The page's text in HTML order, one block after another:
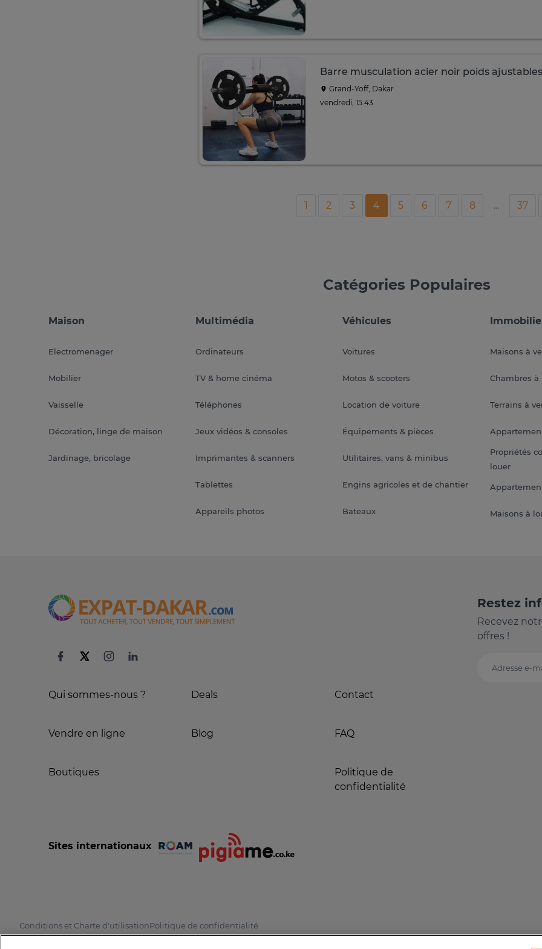
Barre musculation acier noir poids ajustables
Grand-Yoff, Dakar
vendredi, 15:43
1 2 3 4 5 6 7 8 ... 37
Catégories Populaires
Maison
Electromenager
Mobilier
Vaisselle
Décoration, linge de maison
Jardinage, bricolage
Multimédia
Ordinateurs
TV & home cinéma
Téléphones
Jeux vidéos & consoles
Imprimantes & scanners
Tablettes
Appareils photos
Véhicules
Voitures
Motos & scooters
Location de voiture
Équipements & pièces
Utilitaires, vans & minibus
Engins agricoles et de chantier
Bateaux
Maisons à
Chambres à
Terrains à
Propriétés
louer
Maisons à
Qui sommes-nous ?
Vendre en ligne
Boutiques
Deals
Blog
Contact
FAQ
Politique de
confidentialité
Restez
Recevez
offres !
Adresse e-
Sites internationaux
Conditions et Charte d'utilisationPolitique de confidentialité